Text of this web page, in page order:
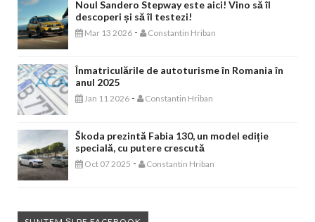
Noul Sandero Stepway este aici! Vino să îl
descoperi și să îl testezi!
Mar 13 2026 - Constantin Hriban
Înmatriculările de autoturisme în Romania în
anul 2025
Jan 11 2026 - Constantin Hriban
Škoda prezintă Fabia 130, un model ediție
specială, cu putere crescută
Oct 07 2025 - Constantin Hriban